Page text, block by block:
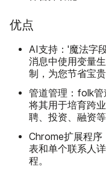
优点
AI支持：'魔法字
消息中使用变量
制，为您节省宝贵
管道管理：folk管
将其用于培育跨
聘、投资、融资等
Chrome扩展程序
表和单个联系人
程。